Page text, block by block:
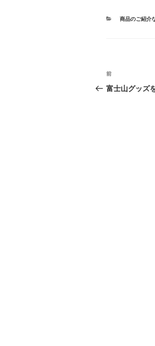
カ
商品のご紹介
投
稿
前
の
前
富士山グッズ